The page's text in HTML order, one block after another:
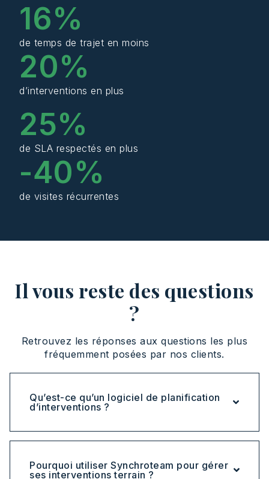
de temps de trajet en moins
16%
d’interventions en plus
20%
de SLA respectés en plus
25%
de visites récurrentes
-40%
Il vous reste des questions
?
Retrouvez les réponses aux questions les plus
fréquemment posées par nos clients.
Qu’est-ce qu’un logiciel de planification
d’interventions ?
Pourquoi utiliser Synchroteam pour gérer
ses interventions terrain ?